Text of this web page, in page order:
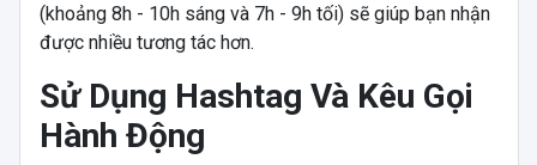
(khoảng 8h - 10h sáng và 7h - 9h tối) sẽ giúp bạn nhận
được nhiều tương tác hơn.
Sử Dụng Hashtag Và Kêu Gọi
Hành Động